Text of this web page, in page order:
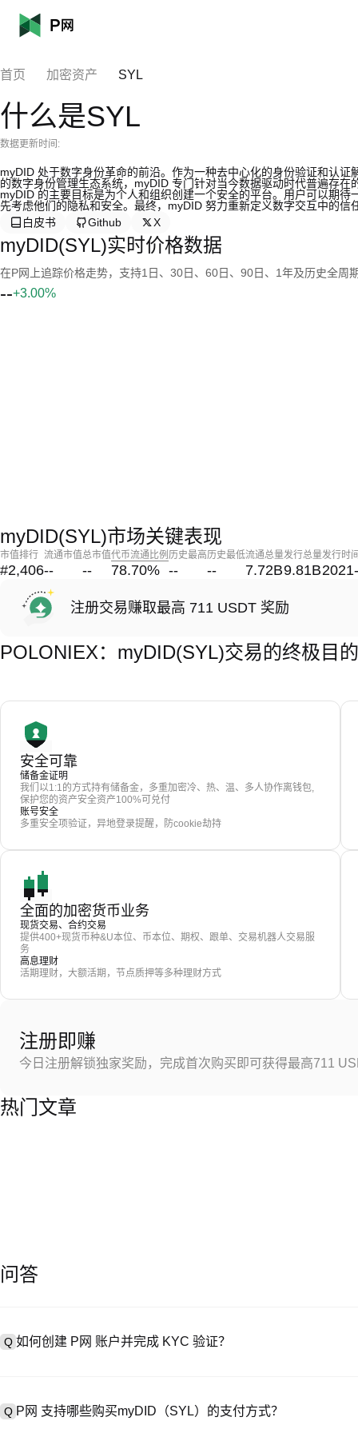
首页 加密资产 SYL
什么是SYL
数据更新时间:
myDID 处于数字身份革命的前沿。作为一种去中心化的身份验证和认
的数字身份管理生态系统，myDID 专门针对当今数据驱动时代普遍存
myDID 的主要目标是为个人和组织创建一个安全的平台。用户可以期
先考虑他们的隐私和安全。最终，myDID 努力重新定义数字交互中的信
白皮书
Github X
myDID(SYL)实时价格数据
在P网上追踪价格走势，支持1日、30日、60日、90日、1年及历史全周
--+3.00%
myDID(SYL)市场关键表现
市值排行
#2,406
流通市值
--
总市值
--
代币流通比例
78.70%
历史最高
--
历史最低
--
流通总量
7.72B
发行总量
9.81B
发行时
注册交易赚取最高 711 USDT 奖励
POLONIEX：myDID(SYL)交易的终极目
安全可靠
储备金证明
我们以1:1的方式持有储备金，多重加密冷、热、温、多人协作离钱包,
保护您的资产安全资产100%可兑付
账号安全
多重安全项验证，异地登录提醒，防cookie劫持
全面的加密货币业务
现货交易、合约交易
提供400+现货币种&U本位、币本位、期权、跟单、交易机器人交易服
务
高息理财
活期理财，大额活期，节点质押等多种理财方式
注册即赚
今日注册解锁独家奖励，完成首次购买即可获得最高711
热门文章
问答
Q 如何创建 P网 账户并完成 KYC 验证？
Q P网 支持哪些购买myDID（SYL）的支付方式？